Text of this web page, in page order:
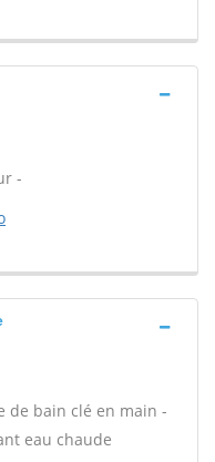
-
de bain clé en main -
eau chaude